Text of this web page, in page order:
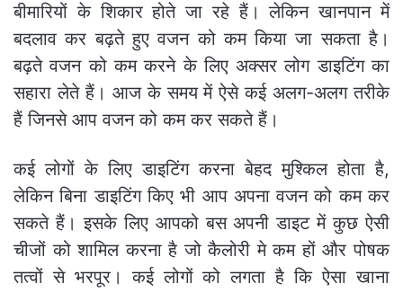
बीमारियों के शिकार होते जा रहे हैं। लेकिन खानपान में
बदलाव कर बढ़ते हुए वजन को कम किया जा सकता है।
बढ़ते वजन को कम करने के लिए अक्सर लोग डाइटिंग का
सहारा लेते हैं। आज के समय में ऐसे कई अलग-अलग तरीके
हैं जिनसे आप वजन को कम कर सकते हैं।
कई लोगों के लिए डाइटिंग करना बेहद मुश्किल होता है,
लेकिन बिना डाइटिंग किए भी आप अपना वजन को कम कर
सकते हैं। इसके लिए आपको बस अपनी डाइट में कुछ ऐसी
चीजों को शामिल करना है जो कैलोरी मे कम हों और पोषक
तत्वों से भरपूर। कई लोगों को लगता है कि ऐसा खाना